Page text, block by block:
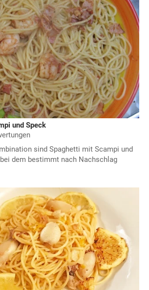
und Speck
sind Spaghetti mit Scampi und
dem bestimmt nach Nachschlag